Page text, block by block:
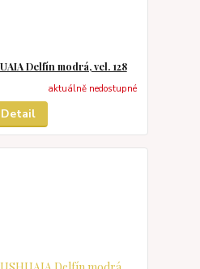
Delfín modrá, vel. 128
aktuálně nedostupné
Detail